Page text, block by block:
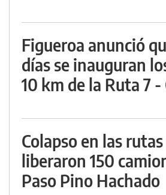
Figueroa anunció
días se inauguran
10 km de la Ruta 7
Colapso en las
liberaron 150
Paso Pino Hachado